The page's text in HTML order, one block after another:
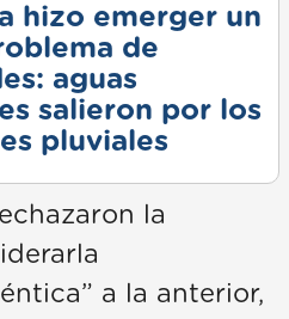
hizo emerger un
de
aguas
salieron por los
pluviales
la
a la anterior,